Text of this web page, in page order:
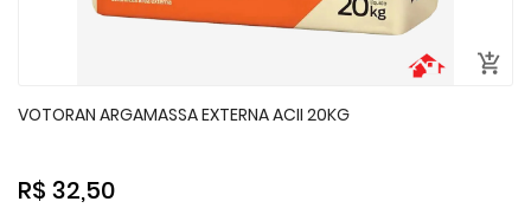
VOTORAN ARGAMASSA EXTERNA ACII 20KG
R$ 32,50